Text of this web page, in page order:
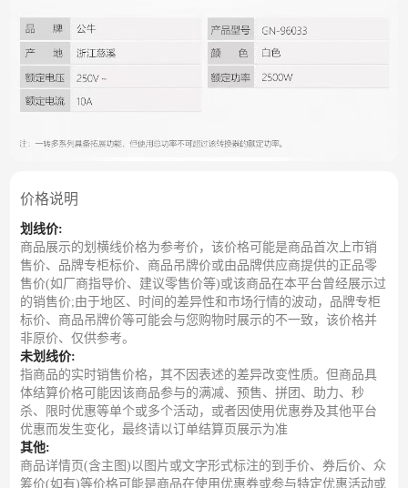
价格说明
划线价:
商品展示的划横线价格为参考价，该价格可能是商品首次上市销
售价、品牌专柜标价、商品吊牌价或由品牌供应商提供的正品零
售价(如厂商指导价、建议零售价等)或该商品在本平台曾经展示过
的销售价;由于地区、时间的差异性和市场行情的波动，品牌专柜
标价、商品吊牌价等可能会与您购物时展示的不一致，该价格并
非原价、仅供参考。
未划线价:
指商品的实时销售价格，其不因表述的差异改变性质。但商品具
体结算价格可能因该商品参与的满减、预售、拼团、助力、秒
杀、限时优惠等单个或多个活动，或者因使用优惠券及其他平台
优惠而发生变化，最终请以订单结算页展示为准
其他:
商品详情页(含主图)以图片或文字形式标注的到手价、券后价、众
筹价(如有)等价格可能是商品在使用优惠券或参与特定优惠活动或